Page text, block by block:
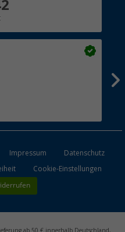
Impressum
Datenschutz
Cookie-Einstellungen
ab 50 € innerhalb Deutschland,